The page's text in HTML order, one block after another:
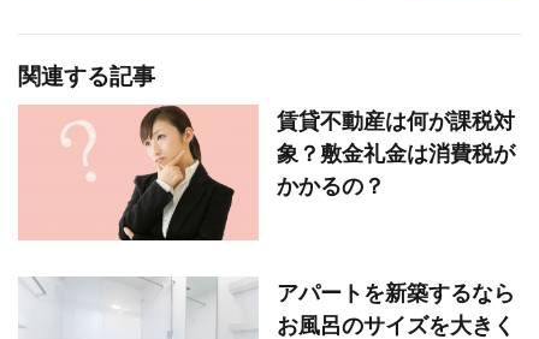
関連する記事
賃貸不動産は何が課税対
象？敷金礼金は消費税が
かかるの？
アパートを新築するなら
お風呂のサイズを大きく